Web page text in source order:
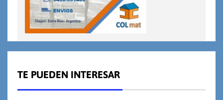
TE PUEDEN INTERESAR